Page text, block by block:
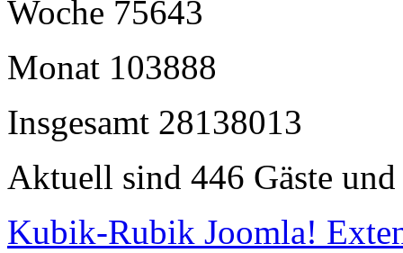
Woche 75643
Monat 103888
Insgesamt 28138013
Aktuell sind 446 Gäste
Kubik-Rubik Joomla!